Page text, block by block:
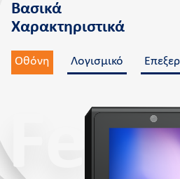
Βασικά
Χαρακτηριστικά
Οθόνη Λογισμικό